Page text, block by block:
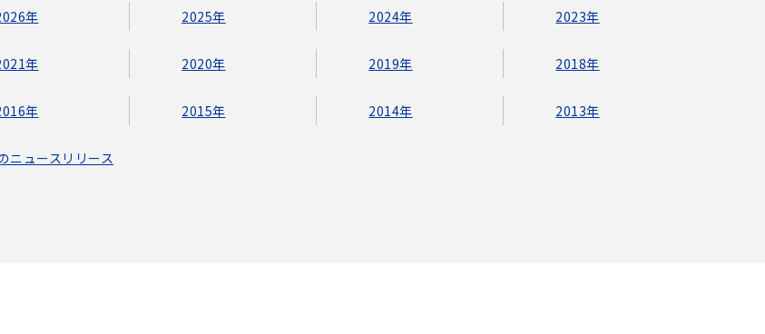
年 2025年 2024年 2023年
年 2020年 2019年 2018年
年 2015年 2014年 2013年
ニュースリリース